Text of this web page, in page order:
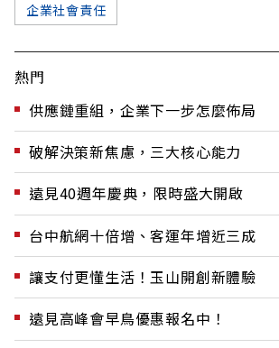
企業社會責任
熱門
供應鏈重組，企業下一步怎麼佈局
破解決策新焦慮，三大核心能力
遠見40週年慶典，限時盛大開啟
台中航網十倍增、客運年增近三成
讓支付更懂生活！玉山開創新體驗
遠見高峰會早鳥優惠報名中！